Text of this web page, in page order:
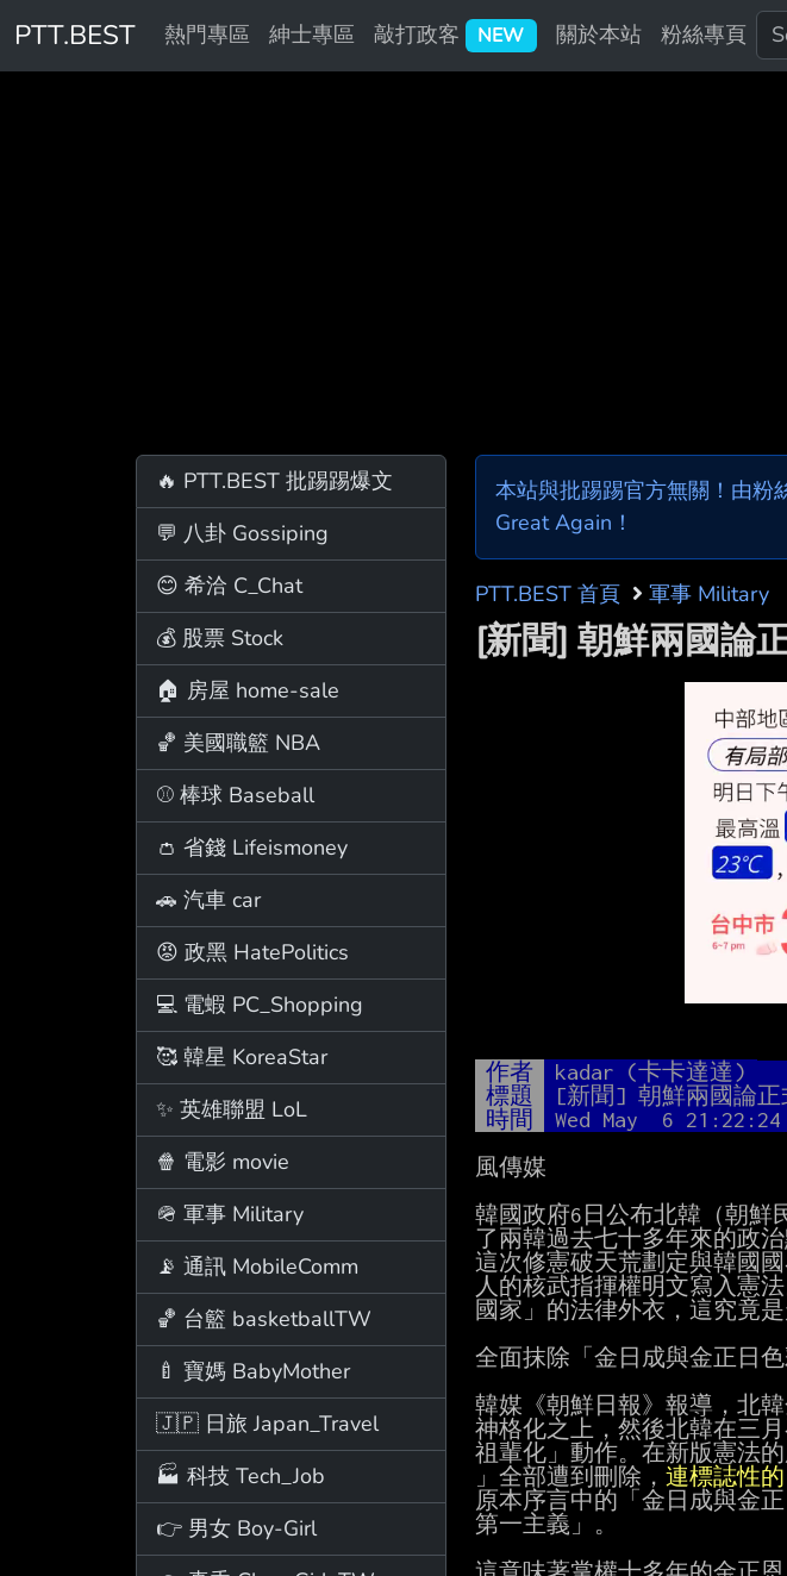
PTT.BEST 熱門專區 紳士專區 敲打政客 NEW 關於本站 粉絲專頁
🔥 PTT.BEST 批踢踢爆文
💬 八卦 Gossiping
😊 希洽 C_Chat
💰 股票 Stock
🏠 房屋 home-sale
🏀 美國職籃 NBA
⚾ 棒球 Baseball
👛 省錢 Lifeismoney
🚗 汽車 car
😡 政黑 HatePolitics
💻 電蝦 PC_Shopping
🥰 韓星 KoreaStar
✨ 英雄聯盟 LoL
🍿 電影 movie
🪖 軍事 Military
📡 通訊 MobileComm
🏀 台籃 basketballTW
🍼 寶媽 BabyMother
🇯🇵 日旅 Japan_Travel
🏭 科技 Tech_Job
👉 男女 Boy-Girl
本站與批踢踢官方無關！由粉
Great Again！
PTT.BEST 首頁 軍事 Military
[新聞] 朝鮮兩國論
作者 kadar (卡卡達達)
標題
[新聞] 朝鮮兩國論正
時間
Wed May  6 21:22:24
風傳媒
韓國政府6日公布北韓（朝鮮
了兩韓過去七十多年來的政
這次修憲破天荒劃定與韓國國
人的核武指揮權明文寫入憲
國家」的法律外衣，這究竟
全面抹除「金日成與金正日色
韓媒《朝鮮日報》報導，北
神格化之上，然後北韓在三
祖輩化」動作。在新版憲法
」全部遭到刪除， 連標誌性
原本序言中的「金日成與金
第一主義」。